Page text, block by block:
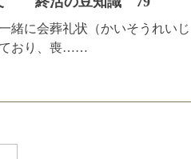
緒に会葬礼状（かいそうれい
ており、喪……